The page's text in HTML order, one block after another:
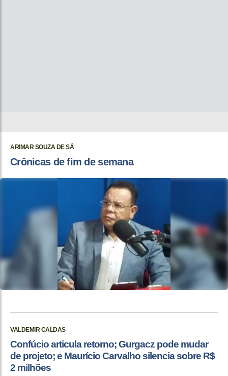
ARIMAR SOUZA DE SÁ
Crônicas de fim de semana
VALDEMIR CALDAS
Confúcio articula retorno; Gurgacz pode mudar
de projeto; e Maurício Carvalho silencia sobre R$
2 milhões